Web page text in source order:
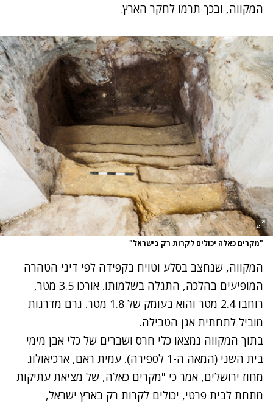
המקווה, ובכך תרמו לחקר הארץ.
"מקרים כאלה יכולים לקרות רק בישראל"
המקווה, שנחצב בסלע וטויח בקפידה לפי דיני הטהרה
המופיעים בהלכה, התגלה בשלמותו. אורכו 3.5 מטר,
רוחבו 2.4 מטר והוא בעומק של 1.8 מטר. גרם מדרגות
מוביל לתחתית אגן הטבילה.
בתוך המקווה נמצאו כלי חרס ושברים של כלי אבן מימי
בית השני (המאה ה-1 לספירה). עמית ראם, ארכיאולוג
מחוז ירושלים, אמר כי "מקרים כאלה, של מציאת עתיקות
מתחת לבית פרטי, יכולים לקרות רק בארץ ישראל,